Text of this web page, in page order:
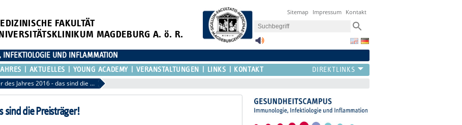
FAKULTÄT
MAGDEBURG A. ö. R.
Sitemap Impressum Kontakt
UND INFLAMMATION
AKTUELLES YOUNG ACADEMY VERANSTALTUNGEN LINKS KONTAKT
GC-I³ Paper des Jahres 2016 - das sind die Preisträger!
sind die Preisträger!